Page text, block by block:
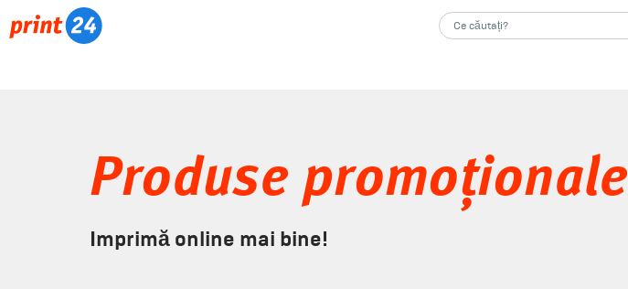
Produse promoționale
Imprimă online mai bine!